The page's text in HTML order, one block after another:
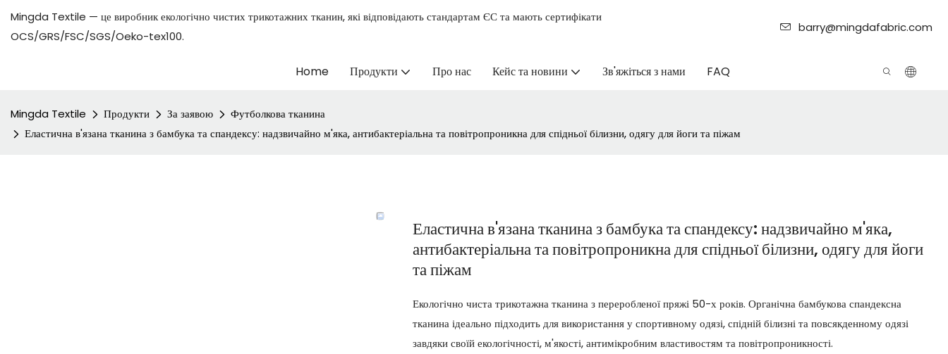
Mingda Textile — це виробник екологічно чистих трикотажних тканин, які відповідають стандартам ЄС та мають сертифікати
OCS/GRS/FSC/SGS/Oeko-tex100.
barry@mingdafabric.com
Home Продукти Про нас Кейс та новини Зв'яжіться з нами FAQ
Mingda Textile Продукти За заявою
Футболкова тканина
Еластична в'язана тканина з бамбука та спандексу: надзвичайно м'яка, антибактеріальна та повітропроникна для спідньої білизни, одягу для йоги та піжам
Еластична в'язана тканина з бамбука та спандексу: надзвичайно м'яка,
антибактеріальна та повітропроникна для спідньої білизни, одягу для йоги
та піжам
Екологічно чиста трикотажна тканина з переробленої пряжі 50-х років. Органічна бамбукова спандексна
тканина ідеально підходить для використання у спортивному одязі, спідній білизні та повсякденному одязі
завдяки своїй екологічності, м'якості, антимікробним властивостям та повітропроникності.